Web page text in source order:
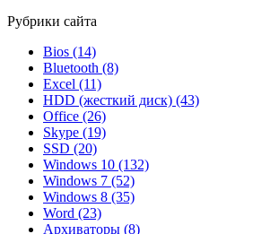
Рубрики сайта
Bios (14)
Bluetooth (8)
Excel (11)
HDD (жесткий диск) (43)
Office (26)
Skype (19)
SSD (20)
Windows 10 (132)
Windows 7 (52)
Windows 8 (35)
Word (23)
Архиваторы (8)